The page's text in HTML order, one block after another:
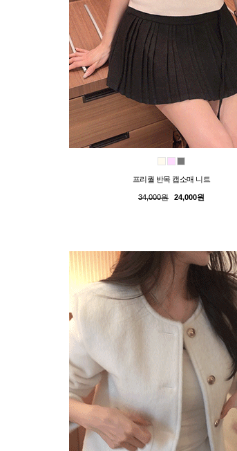
프리퀄 반목 캡소매 니트
34,000원 24,000원